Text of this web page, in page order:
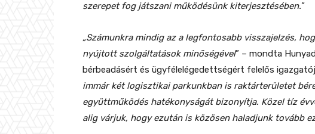
szerepet fog játszani működésünk kiterjesztésében.”
„Számunkra mindig az a legfontosabb visszajelzés,
nyújtott szolgáltatások minőségével” – mondta
bérbeadásért és ügyfélelégedettségért felelős
immár két logisztikai parkunkban is raktárterületet
együttműködés hatékonyságát bizonyítja. Közel tíz
alig várjuk, hogy ezután is közösen haladjunk tovább